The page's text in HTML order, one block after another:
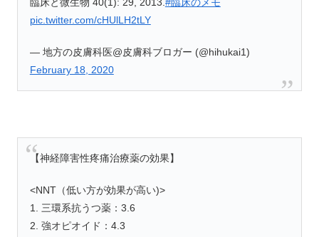
pic.twitter.com/cHUlLH2tLY
— 地方の皮膚科医@皮膚科ブロガー (@hihukai1)
February 18, 2020
【神経障害性疼痛治療薬の効果】
<NNT（低い方が効果が高い)>
1. 三環系抗うつ薬：3.6
2. 強オピオイド：4.3